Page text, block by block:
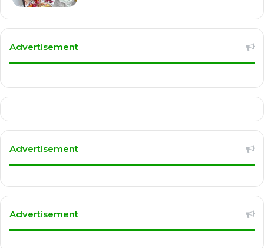
Advertisement
Advertisement
Advertisement